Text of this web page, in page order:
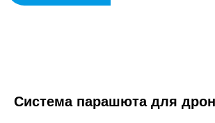
Система парашюта для